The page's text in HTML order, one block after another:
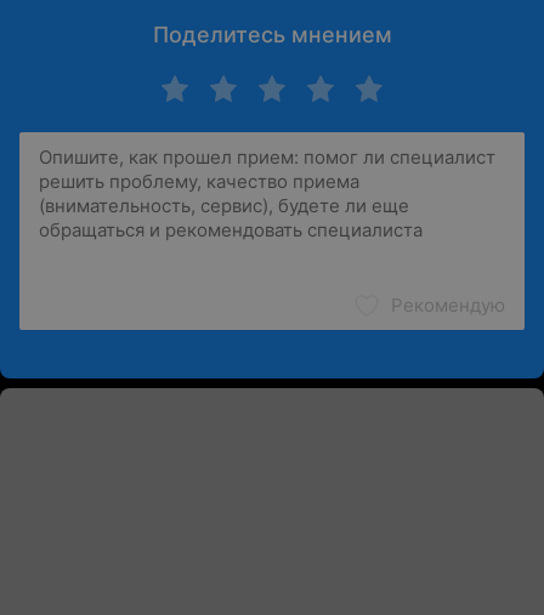
Поделитесь мнением
Рекомендую